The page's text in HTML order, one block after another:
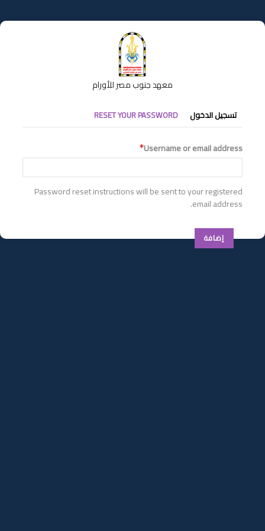
إلى
المحتوى
معهد جنوب مصر للأورام
التبويبات
الأساسية
تسجيل الدخول RESET YOUR PASSWORD
Username or email address
Password reset instructions will be sent to your registered
email address.